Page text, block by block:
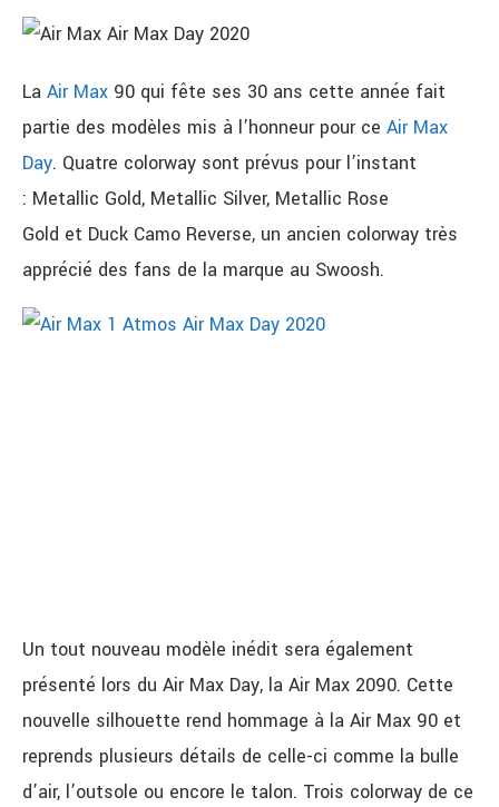
La Air Max 90 qui fête ses 30 ans cette année fait
partie des modèles mis à l’honneur pour ce Air Max
Day. Quatre colorway sont prévus pour l’instant
: Metallic Gold, Metallic Silver, Metallic Rose
Gold et Duck Camo Reverse, un ancien colorway très
apprécié des fans de la marque au Swoosh.
Un tout nouveau modèle inédit sera également
présenté lors du Air Max Day, la Air Max 2090. Cette
nouvelle silhouette rend hommage à la Air Max 90 et
reprends plusieurs détails de celle-ci comme la bulle
d’air, l’outsole ou encore le talon. Trois colorway de ce